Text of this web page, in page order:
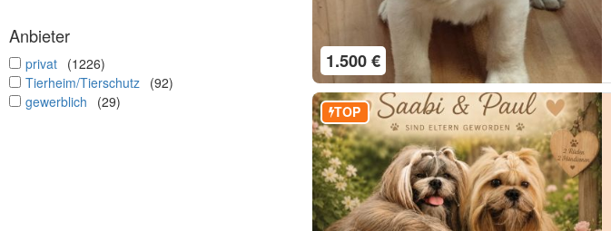
Anbieter
undefined
privat (1226)
undefined
Tierheim/Tierschutz (92)
undefined
gewerblich (29)
1.500 €
TOP